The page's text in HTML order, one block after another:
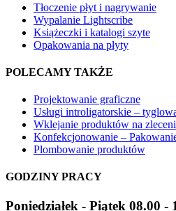
Tłoczenie płyt i nagrywanie
Wypalanie Lightscribe
Książeczki i katalogi szyte
Opakowania na płyty
POLECAMY TAKŻE
Projektowanie graficzne
Usługi introligatorskie –
Wklejanie produktów na
Konfekcjonowanie –
Plombowanie produktów
GODZINY PRACY
Poniedziałek - Piątek 08.00 -